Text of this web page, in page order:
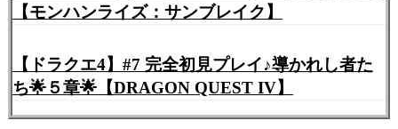
【モンハンライズ：サンブレイク】
【ドラクエ4】#7 完全初見プレイ♪導かれし者た
ち🌟５章🌟【DRAGON QUEST IV】